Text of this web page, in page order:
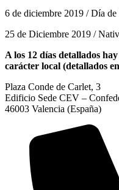
6 de diciembre 2019 / Día
25 de Diciembre 2019 /
A los 12 días detallados
carácter local (detallados
Plaza Conde de Carlet, 3
Edificio Sede CEV –
46003 Valencia (España)